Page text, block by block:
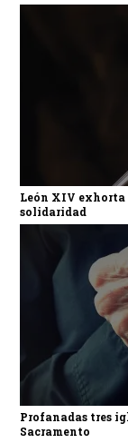
León XIV exhorta
solidaridad
Profanadas tres
Sacramento